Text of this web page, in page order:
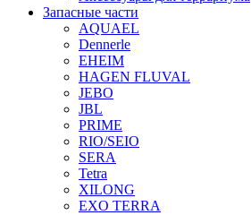
Запасные части
AQUAEL
Dennerle
EHEIM
HAGEN FLUVAL
JEBO
JBL
PRIME
RIO/SEIO
SERA
Tetra
XILONG
EXO TERRA